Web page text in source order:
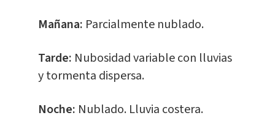
Mañana: Parcialmente nublado.
Tarde: Nubosidad variable con lluvias
y tormenta dispersa.
Noche: Nublado. Lluvia costera.